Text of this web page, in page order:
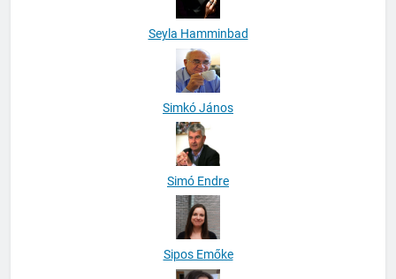
Seyla Hamminbad
Simkó János
Simó Endre
Sipos Emőke